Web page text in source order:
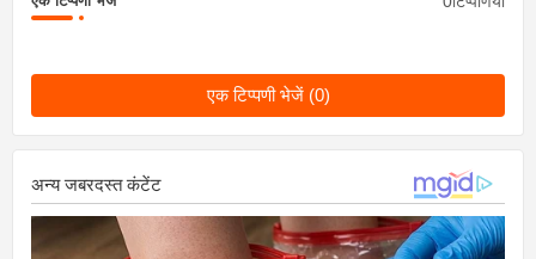
एक टिप्पणी भेजें (0)